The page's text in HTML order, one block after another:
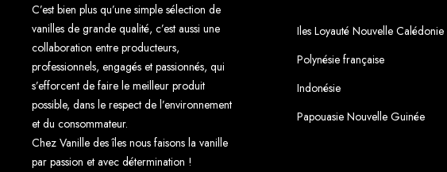
C’est bien plus qu’une simple sélection de
vanilles de grande qualité, c’est aussi une
collaboration entre producteurs,
professionnels, engagés et passionnés, qui
s’efforcent de faire le meilleur produit
possible, dans le respect de l’environnement
et du consommateur.
Chez Vanille des îles nous faisons la vanille
par passion et avec détermination !
Iles Loyauté Nouvelle Calédonie
Polynésie française
Indonésie
Papouasie Nouvelle Guinée